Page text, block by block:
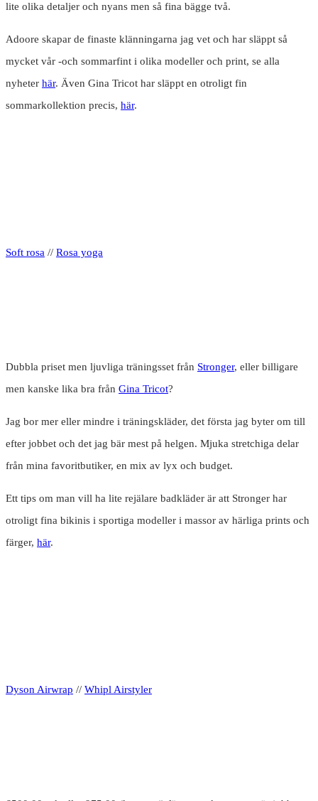
lite olika detaljer och nyans men så fina bägge två.
Adoore skapar de finaste klänningarna jag vet och har släppt så
mycket vår -och sommarfint i olika modeller och print, se alla
nyheter här. Även Gina Tricot har släppt en otroligt fin
sommarkollektion precis, här.
Soft rosa // Rosa yoga
Dubbla priset men ljuvliga träningsset från Stronger, eller billigare
men kanske lika bra från Gina Tricot?
Jag bor mer eller mindre i träningskläder, det första jag byter om till
efter jobbet och det jag bär mest på helgen. Mjuka stretchiga delar
från mina favoritbutiker, en mix av lyx och budget.
Ett tips om man vill ha lite rejälare badkläder är att Stronger har
otroligt fina bikinis i sportiga modeller i massor av härliga prints och
färger, här.
Dyson Airwrap // Whipl Airstyler